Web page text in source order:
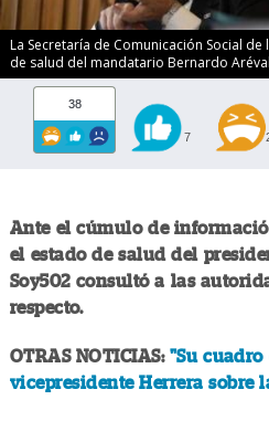
La Secretaría de Comunicación Social
de salud del mandatario Bernardo
38
7
Ante el cúmulo de
el estado de salud del
Soy502 consultó a las
respecto.
OTRAS NOTICIAS: "Su cuadro
vicepresidente Herrera sobre